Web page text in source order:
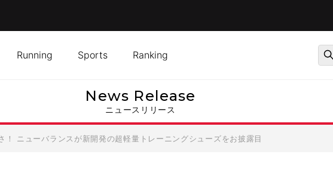
Running Sports Ranking
News Release
ニュースリリース
！ ニューバランスが新開発の超軽量トレーニングシューズをお披露目